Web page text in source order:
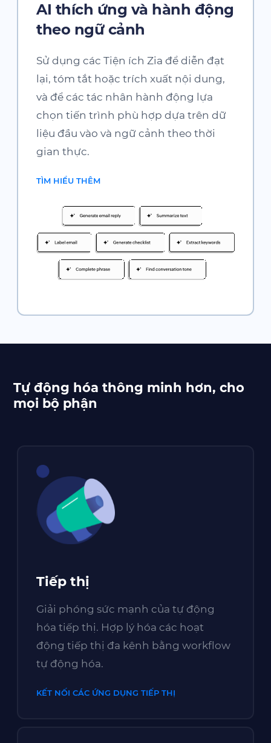
AI thích ứng và hành động
theo ngữ cảnh
Sử dụng các Tiện ích Zia để diễn đạt
lại, tóm tắt hoặc trích xuất nội dung,
và để các tác nhân hành động lựa
chọn tiến trình phù hợp dựa trên dữ
liệu đầu vào và ngữ cảnh theo thời
gian thực.
TÌM HIỂU THÊM
Tự động hóa thông minh hơn,cho
mọi bộ phận
Tiếp thị
Giải phóng sức mạnh của tự động
hóa tiếp thị. Hợp lý hóa các hoạt
động tiếp thị đa kênh bằng workflow
tự động hóa.
KẾT NỐI CÁC ỨNG DỤNG TIẾP THỊ